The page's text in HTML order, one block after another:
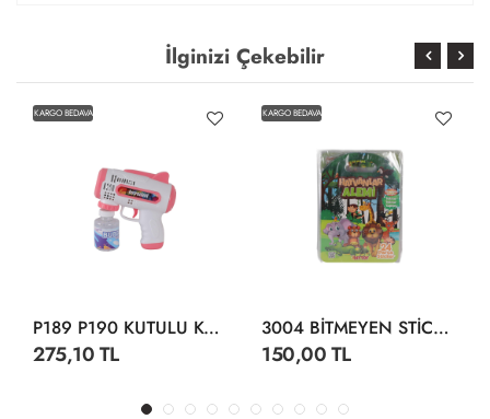
İlginizi Çekebilir
KARGO BEDAVA
P189 P190 KUTULU KÖPÜK TABANCA
275,10 TL
KARGO BEDAVA
3004 BİTMEYEN STİCKER SU ALTI DÜNYASI
150,00 TL